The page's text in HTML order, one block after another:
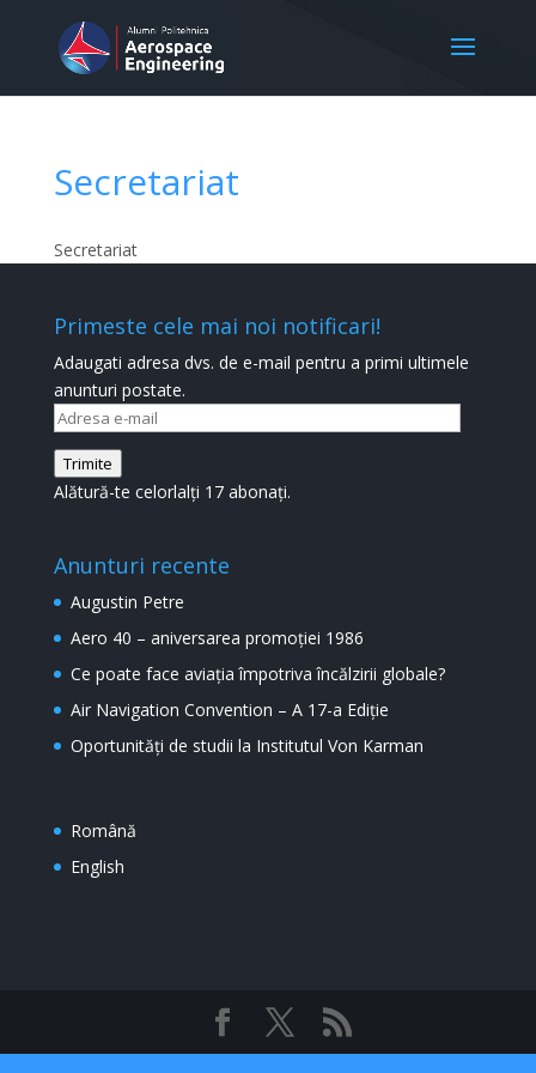
Secretariat
Secretariat
Primeste cele mai noi notificari!
Adaugati adresa dvs. de e-mail pentru a primi ultimele
anunturi postate.
Adresa
e-
mail
Trimite
Alătură-te celorlalți 17 abonați.
Anunturi recente
Augustin Petre
Aero 40 – aniversarea promoției 1986
Ce poate face aviația împotriva încălzirii globale?
Air Navigation Convention – A 17-a Ediție
Oportunități de studii la Institutul Von Karman
Română
English